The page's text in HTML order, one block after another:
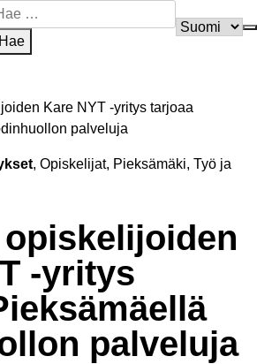
Hae
Kare NYT -yritys tarjoaa
palveluja
, Opiskelijat, Pieksämäki, Työ ja
-yritys
palveluja